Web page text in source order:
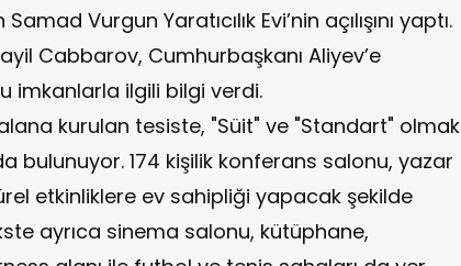
Vurgun Yaratıcılık Evi’nin açılışını yaptı.
Cabbarov, Cumhurbaşkanı Aliyev’e
imkanlarla ilgili bilgi verdi.
alana kurulan tesiste, "Süit" ve "Standart" olmak
bulunuyor. 174 kişilik konferans salonu, yazar
etkinliklere ev sahipliği yapacak şekilde
ayrıca sinema salonu, kütüphane,